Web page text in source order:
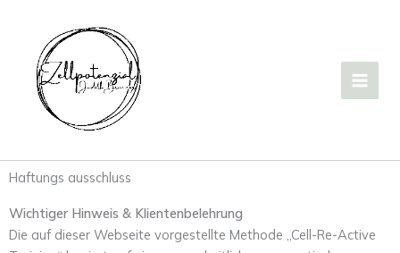
springen
Haftungs ausschluss
Wichtiger Hinweis & Klientenbelehrung
Die auf dieser Webseite vorgestellte Methode „Cell-Re-Active